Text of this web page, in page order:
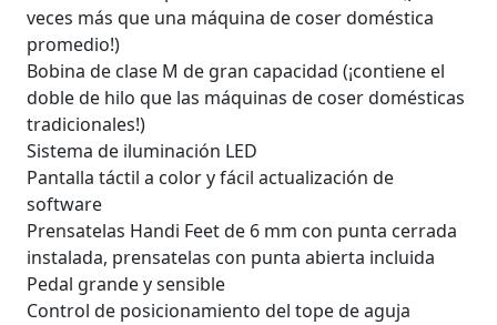
veces más que una máquina de coser doméstica
promedio!)
Bobina de clase M de gran capacidad (¡contiene el
doble de hilo que las máquinas de coser domésticas
tradicionales!)
Sistema de iluminación LED
Pantalla táctil a color y fácil actualización de
software
Prensatelas Handi Feet de 6 mm con punta cerrada
instalada, prensatelas con punta abierta incluida
Pedal grande y sensible
Control de posicionamiento del tope de aguja